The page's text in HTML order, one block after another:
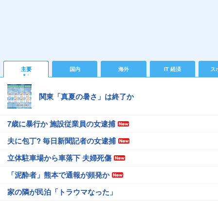
主要 国内 海外 IT 経済 ス
関東「真夏の暑さ」は終了か
7歳に暴行か 施設従業員の女逮捕
夫に包丁? 毎日新聞記者の女逮捕
立体駐車場から車落下 夫婦死傷
「泥酔者」熊本で通報が頻発か
家の隣が民泊「トラウマなった」